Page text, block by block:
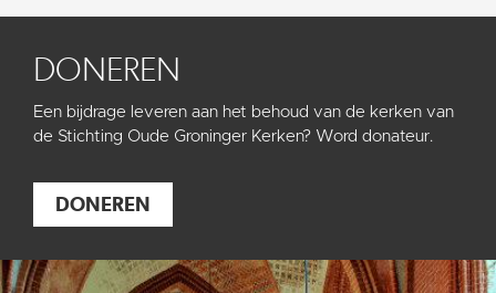
DONEREN
Een bijdrage leveren aan het behoud van de kerken van
de Stichting Oude Groninger Kerken? Word donateur.
DONEREN